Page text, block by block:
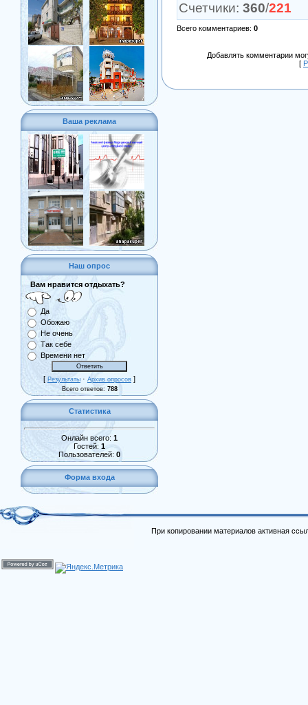
Ваша реклама
Наш опрос
Вам нравится отдыхать?
Да
Обожаю
Не очень
Так себе
Времени нет
[ Результаты · Архив опросов ]
Всего ответов: 788
Статистика
Онлайн всего: 1
Гостей: 1
Пользователей: 0
Форма входа
Счетчики: 360/221
Всего комментариев: 0
Добавлять комментарии
[
При копировании материалов активная